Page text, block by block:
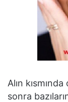
Alın
sonra